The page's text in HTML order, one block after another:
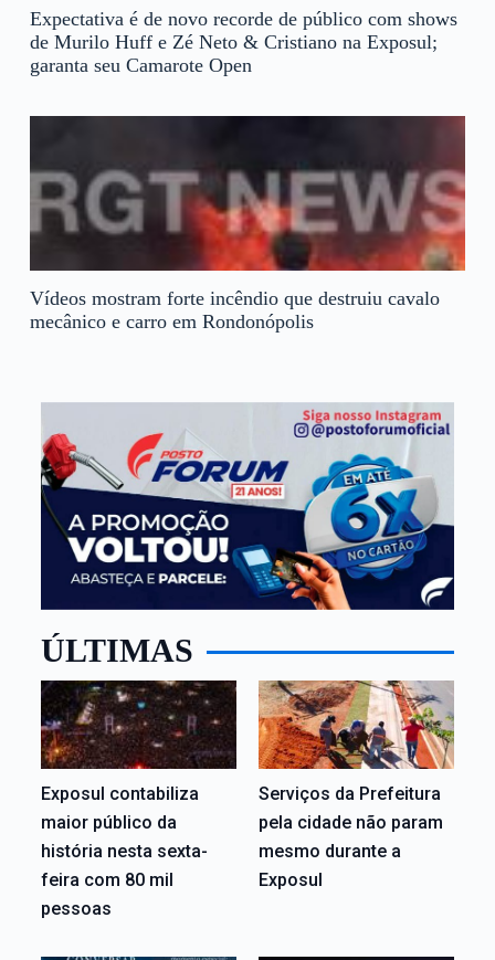
Expectativa é de novo recorde de público com shows
de Murilo Huff e Zé Neto & Cristiano na Exposul;
garanta seu Camarote Open
Vídeos mostram forte incêndio que destruiu cavalo
mecânico e carro em Rondonópolis
ÚLTIMAS
Exposul contabiliza
maior público da
história nesta sexta-
feira com 80 mil
pessoas
Serviços da Prefeitura
pela cidade não param
mesmo durante a
Exposul